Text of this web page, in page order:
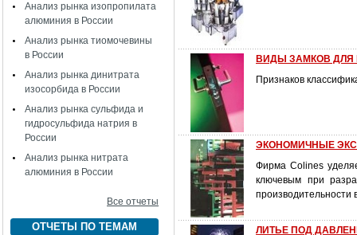
Анализ рынка изопропилата
алюминия в России
Анализ рынка тиомочевины
в России
Анализ рынка динитрата
изосорбида в России
Анализ рынка сульфида и
гидросульфида натрия в
России
Анализ рынка нитрата
алюминия в России
Все отчеты
ОТЧЕТЫ ПО ТЕМАМ
ВИДЫ ЗАМКОВ ДЛЯ
Признаков
ЭКОНОМИЧНЫЕ
Фирма Colines
ключевым при
производительности
ЛИТЬЕ ПОД